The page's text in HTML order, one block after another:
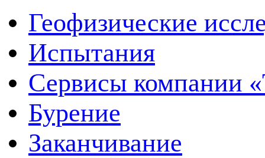
Геофизические
Испытания
Сервисы компании
Бурение
Заканчивание